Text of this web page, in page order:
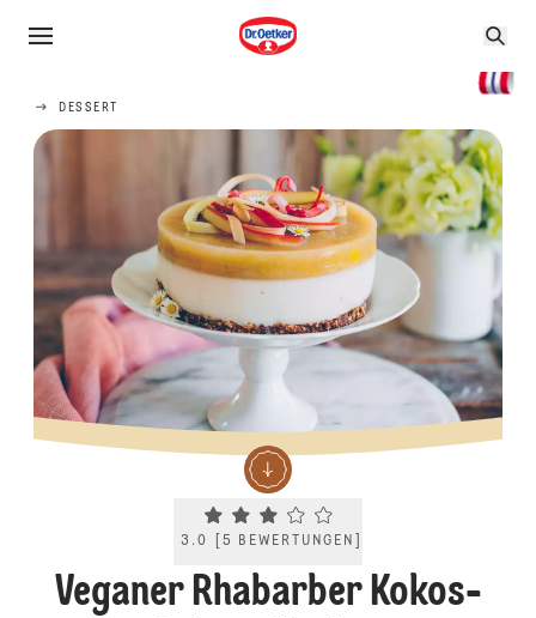
DESSERT
Current rating 3.0. Click to rate.
3.0 5 BEWERTUNGEN
Veganer Rhabarber Kokos-